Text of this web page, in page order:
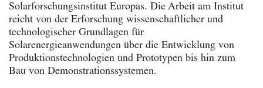
Solarforschungsinstitut Europas. Die Arbeit am Institut
reicht von der Erforschung wissenschaftlicher und
technologischer Grundlagen für
Solarenergieanwendungen über die Entwicklung von
Produktionstechnologien und Prototypen bis hin zum
Bau von Demonstrationssystemen.